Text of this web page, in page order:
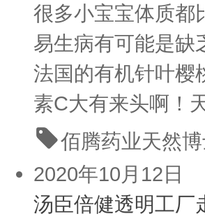
很多小宝宝体质都
易生病有可能是缺
法国的有机针叶樱
素C大有来头啊！
佰腾药业天然
2020年10月12日
汤臣倍健透明工厂